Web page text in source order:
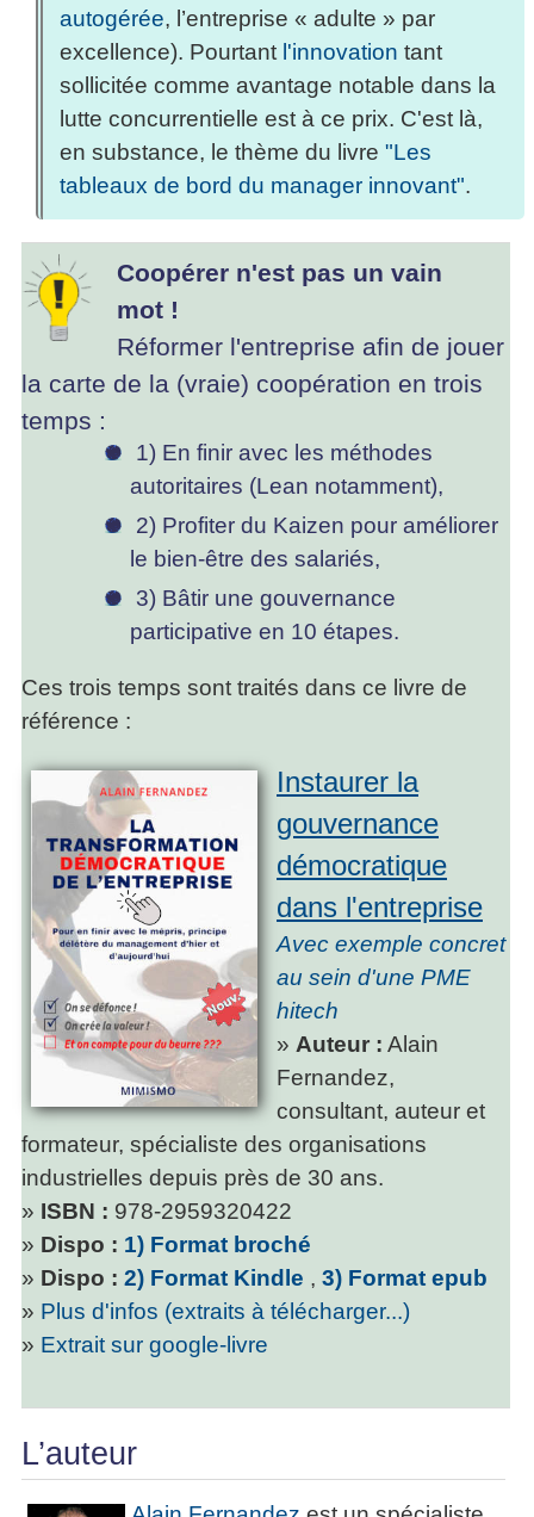
autogérée, l’entreprise « adulte » par
excellence). Pourtant l'innovation tant
sollicitée comme avantage notable dans la
lutte concurrentielle est à ce prix. C'est là,
en substance, le thème du livre "Les
tableaux de bord du manager innovant".
Coopérer n'est pas un vain
mot !
Réformer l'entreprise afin de jouer
la carte de la (vraie) coopération en trois
temps :
1) En finir avec les méthodes
autoritaires (Lean notamment),
2) Profiter du Kaizen pour améliorer
le bien-être des salariés,
3) Bâtir une gouvernance
participative en 10 étapes.
Ces trois temps sont traités dans ce livre de
référence :
Instaurer la
gouvernance
démocratique
dans l'entreprise
Avec exemple concret
au sein d'une PME
hitech
» Auteur : Alain
Fernandez,
consultant, auteur et
formateur, spécialiste des organisations
industrielles depuis près de 30 ans.
» ISBN : 978-2959320422
» Dispo : 1) Format broché
» Dispo : 2) Format Kindle , 3) Format epub
» Plus d'infos (extraits à télécharger...)
» Extrait sur google-livre
L’auteur